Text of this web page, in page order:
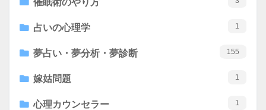
催眠術のやり方
占いの心理学 1
夢占い・夢分析・夢診断 155
嫁姑問題 1
心理カウンセラー 1